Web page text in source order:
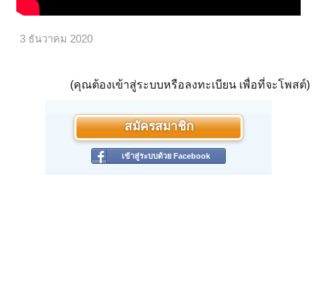
3 ธันวาคม 2020
(คุณต้องเข้าสู่ระบบหรือลงทะเบียน เพื่อที่จะโพสต์)
สมัครสมาชิก
เข้าสู่ระบบด้วย Facebook